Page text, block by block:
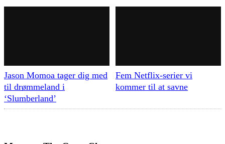
Jason Momoa tager dig med
til drømmeland i
‘Slumberland’
Fem Netflix-serier vi
kommer til at savne